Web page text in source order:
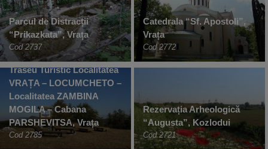
Parcul de Distracții
“Prikazkata”, Vrața
Cod 2737
Catedrala “Sf. Apostoli”,
Vrața
Cod 2772
Traseu Turistic Localitatea
VRAȚA – LOCUMCHETO –
Localitatea ZAMBINA
MOGILA – Cabana
PARSHEVITSA, Vrața
Cod 2785
Rezervația Arheologică
“Augusta”, Kozlodui
Cod 2721